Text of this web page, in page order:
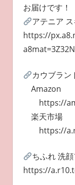
お届けです！
アテニア
https://
カウブラン
Amazon
https://
楽天市場
https://
ちふれ 洗
https://